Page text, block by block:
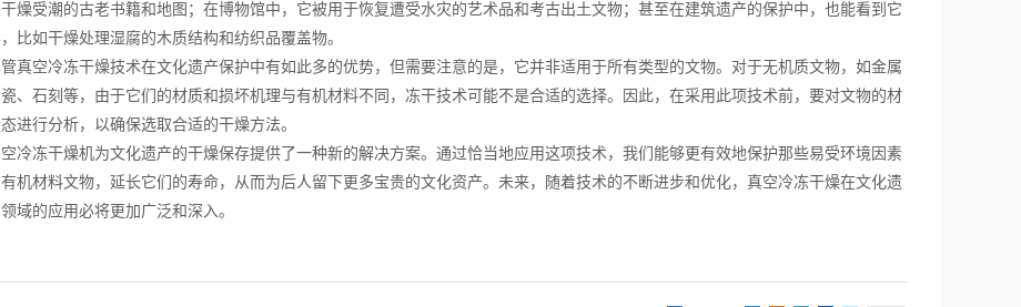
燥受潮的古老书籍和地图；在博物馆中，它被用于恢复遭受水灾的艺术品和考古出土文物；甚至在建筑遗产的保护中，也能看到它
比如干燥处理湿腐的木质结构和纺织品覆盖物。
空冷冻干燥技术在文化遗产保护中有如此多的优势，但需要注意的是，它并非适用于所有类型的文物。对于无机质文物，如金属
、石刻等，由于它们的材质和损坏机理与有机材料不同，冻干技术可能不是合适的选择。因此，在采用此项技术前，要对文物的材
进行分析，以确保选取合适的干燥方法。
冻干燥机为文化遗产的干燥保存提供了一种新的解决方案。通过恰当地应用这项技术，我们能够更有效地保护那些易受环境因素
机材料文物，延长它们的寿命，从而为后人留下更多宝贵的文化资产。未来，随着技术的不断进步和优化，真空冷冻干燥在文化遗
域的应用必将更加广泛和深入。